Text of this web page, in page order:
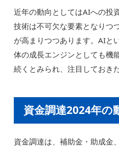
近年の動向としてはAIへの投
技術は不可欠な要素となりつ
が高まりつつあります。AIと
体の成長エンジンとしても機
続くとみられ、注目しておき
資金調達2024年の
資金調達は、補助金・助成金